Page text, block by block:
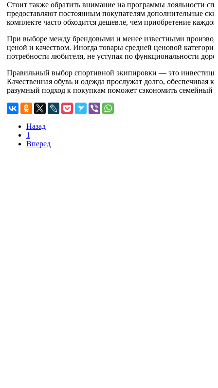
Стоит также обратить внимание на программы лояльности
предоставляют постоянным покупателям дополнительные
комплекте часто обходится дешевле, чем приобретение
При выборе между брендовыми и менее известными
ценой и качеством. Иногда товары средней ценовой
потребности любителя, не уступая по функциональности
Правильный выбор спортивной экипировки — это
Качественная обувь и одежда прослужат долго, обеспечивая
разумный подход к покупкам поможет сэкономить семейный
Назад
1
Вперед